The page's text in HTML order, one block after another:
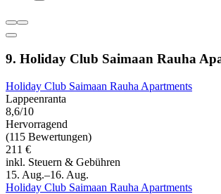
9. Holiday Club Saimaan Rauha
Holiday Club Saimaan Rauha Apartments
Lappeenranta
8,6/10
Hervorragend
(115 Bewertungen)
211 €
inkl. Steuern & Gebühren
15. Aug.–16. Aug.
Holiday Club Saimaan Rauha Apartments